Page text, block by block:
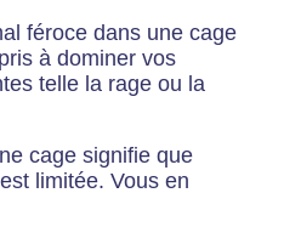
féroce dans une cage
à dominer vos
telle la rage ou la
cage signifie que
limitée. Vous en